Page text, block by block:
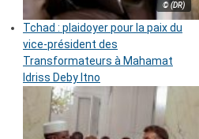
© (DR)
Tchad : plaidoyer pour la paix du
vice-président des
Transformateurs à Mahamat
Idriss Deby Itno